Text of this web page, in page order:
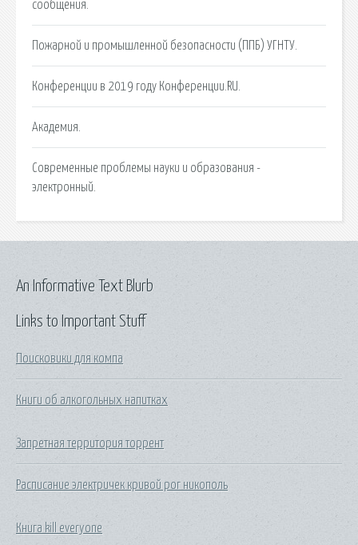
сообщения.
Пожарной и промышленной безопасности (ППБ) УГНТУ.
Конференции в 2019 году Конференции.RU.
Академия.
Современные проблемы науки и образования -
электронный.
Links to Important Stuff
Поисковики для компа
Книги об алкогольных напитках
Запретная территория торрент
Расписание электричек кривой рог никополь
Книга kill everyone
An Informative Text Blurb